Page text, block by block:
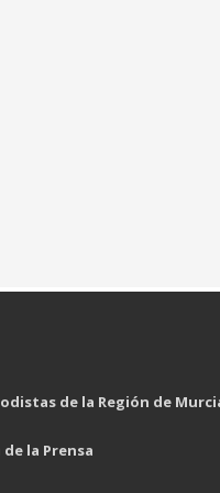
de la Región de
la Prensa